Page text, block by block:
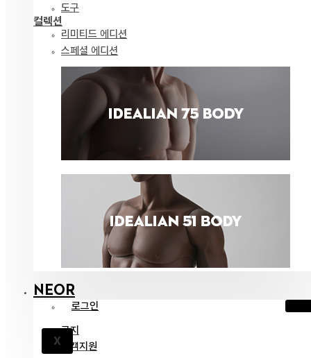
도구
컬렉션
리미티드 에디션
스페셜 에디션
NEOR
로그인
X
공지
고객지원